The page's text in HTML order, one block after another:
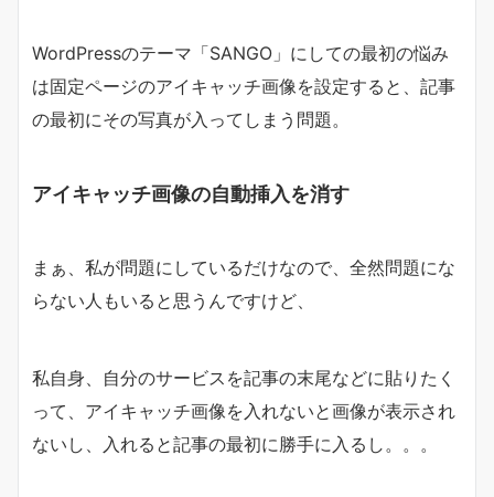
WordPressのテーマ「SANGO」にしての最初の悩み
は固定ページのアイキャッチ画像を設定すると、記事
の最初にその写真が入ってしまう問題。
アイキャッチ画像の自動挿入を消す
まぁ、私が問題にしているだけなので、全然問題にな
らない人もいると思うんですけど、
私自身、自分のサービスを記事の末尾などに貼りたく
って、アイキャッチ画像を入れないと画像が表示され
ないし、入れると記事の最初に勝手に入るし。。。